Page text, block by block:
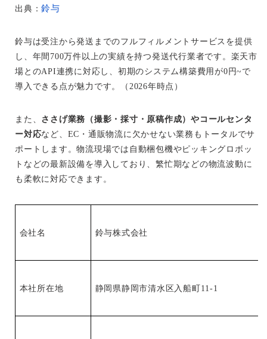
出典：鈴与
鈴与は受注から発送までのフルフィルメントサービスを提供
し、年間700万件以上の実績を持つ発送代行業者です。楽天市
場とのAPI連携に対応し、初期のシステム構築費用が0円~で
導入できる点が魅力です。（2026年時点）
また、 ささげ業務（撮影・採寸・原稿作成）やコールセンタ
ー対応など、EC・通販物流に欠かせない業務もトータルでサ
ポートします。物流現場では自動梱包機やピッキングロボッ
トなどの最新設備を導入しており、繁忙期などの物流波動に
も柔軟に対応できます。
会社名 鈴与株式会社
本社所在地 静岡県静岡市清水区入船町11-1